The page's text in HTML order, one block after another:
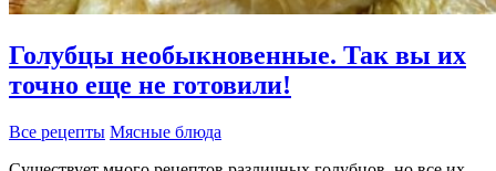
Голубцы необыкновенные. Так вы их
точно еще не готовили!
Все рецепты Мясные блюда